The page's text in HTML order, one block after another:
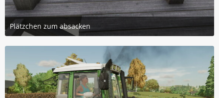
Plätzchen zum absacken
21. Mai 2023 um 17:09
3